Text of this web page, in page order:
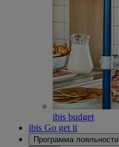
ibis budget
ibis Go get it
Программа лояльности